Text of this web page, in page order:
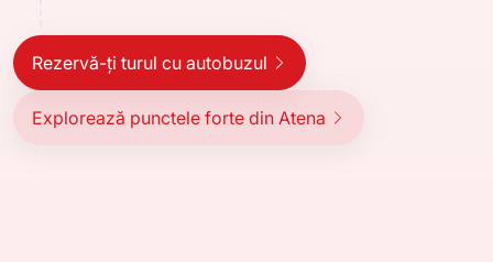
Rezervă-ți turul cu autobuzul
Explorează punctele forte din Atena